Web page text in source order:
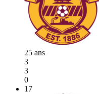
25 ans
3
3
0
17